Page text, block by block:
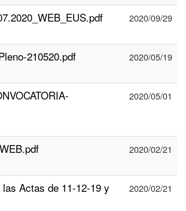
2020/09/29
210520.pdf 2020/05/19
2020/05/01
2020/02/21
Actas de 11-12-19 y
2020/02/21